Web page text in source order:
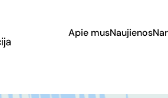
Apie musNaujienos